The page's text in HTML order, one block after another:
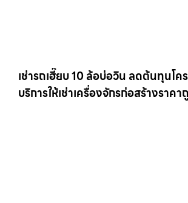
เช่ารถเฮี๊ยบ 10 ล้อบ่อวิน ลดต้นทุนโค
บริการให้เช่าเครื่องจักรก่อสร้างราค